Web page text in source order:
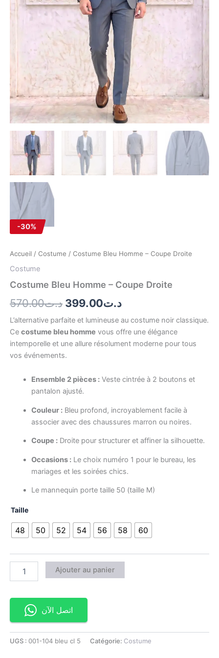
-30%
Accueil / Costume / Costume Bleu Homme – Coupe Droite
Costume
Costume Bleu Homme – Coupe Droite
د.ت570.00 د.ت399.00
L’alternative parfaite et lumineuse au costume noir classique.
Ce costume bleu homme vous offre une élégance
intemporelle et une allure résolument moderne pour tous
vos événements.
Ensemble 2 pièces :Veste cintrée à 2 boutons et
pantalon ajusté.
Couleur :Bleu profond, incroyablement facile à
associer avec des chaussures marron ou noires.
Coupe :Droite pour structurer et affiner la silhouette.
Occasions :Le choix numéro 1 pour le bureau, les
mariages et les soirées chics.
Le mannequin porte taille 50 (taille M)
Taille
48 50 52 54 56 58 60
Ajouter au panier
اتصل الآن
UGS : 001-104 bleu cl 5 Catégorie: Costume